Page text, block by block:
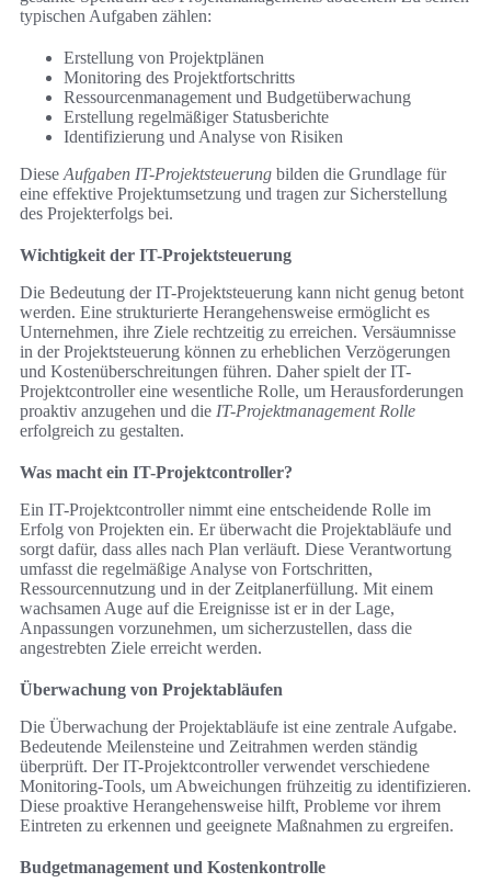
typischen Aufgaben zählen:
Erstellung von Projektplänen
Monitoring des Projektfortschritts
Ressourcenmanagement und Budgetüberwachung
Erstellung regelmäßiger Statusberichte
Identifizierung und Analyse von Risiken
Diese Aufgaben IT-Projektsteuerung bilden die Grundlage für
eine effektive Projektumsetzung und tragen zur Sicherstellung
des Projekterfolgs bei.
Wichtigkeit der IT-Projektsteuerung
Die Bedeutung der IT-Projektsteuerung kann nicht genug betont
werden. Eine strukturierte Herangehensweise ermöglicht es
Unternehmen, ihre Ziele rechtzeitig zu erreichen. Versäumnisse
in der Projektsteuerung können zu erheblichen Verzögerungen
und Kostenüberschreitungen führen. Daher spielt der IT-
Projektcontroller eine wesentliche Rolle, um Herausforderungen
proaktiv anzugehen und die IT-Projektmanagement Rolle
erfolgreich zu gestalten.
Was macht ein IT-Projektcontroller?
Ein IT-Projektcontroller nimmt eine entscheidende Rolle im
Erfolg von Projekten ein. Er überwacht die Projektabläufe und
sorgt dafür, dass alles nach Plan verläuft. Diese Verantwortung
umfasst die regelmäßige Analyse von Fortschritten,
Ressourcennutzung und in der Zeitplanerfüllung. Mit einem
wachsamen Auge auf die Ereignisse ist er in der Lage,
Anpassungen vorzunehmen, um sicherzustellen, dass die
angestrebten Ziele erreicht werden.
Überwachung von Projektabläufen
Die Überwachung der Projektabläufe ist eine zentrale Aufgabe.
Bedeutende Meilensteine und Zeitrahmen werden ständig
überprüft. Der IT-Projektcontroller verwendet verschiedene
Monitoring-Tools, um Abweichungen frühzeitig zu identifizieren.
Diese proaktive Herangehensweise hilft, Probleme vor ihrem
Eintreten zu erkennen und geeignete Maßnahmen zu ergreifen.
Budgetmanagement und Kostenkontrolle